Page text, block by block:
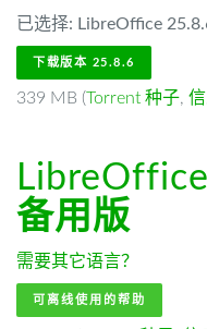
已选择: LibreOffice
下载版本 25.8.6
339 MB (Torrent 种子,
备用版
需要其它语言？
可离线使用的帮助